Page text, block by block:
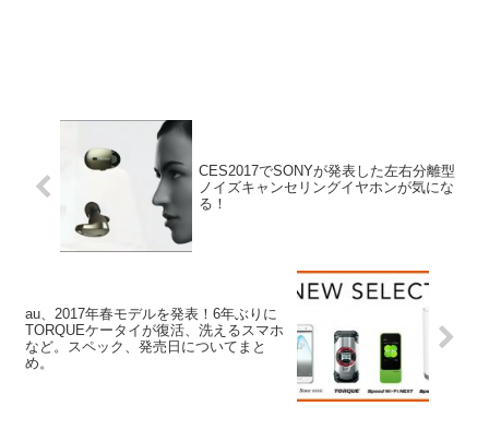
CES2017でSONYが発表した左右分離型
ノイズキャンセリングイヤホンが気にな
る！
au、2017年春モデルを発表！6年ぶりに
TORQUEケータイが復活、洗えるスマホ
など。スペック、発売日についてまと
め。